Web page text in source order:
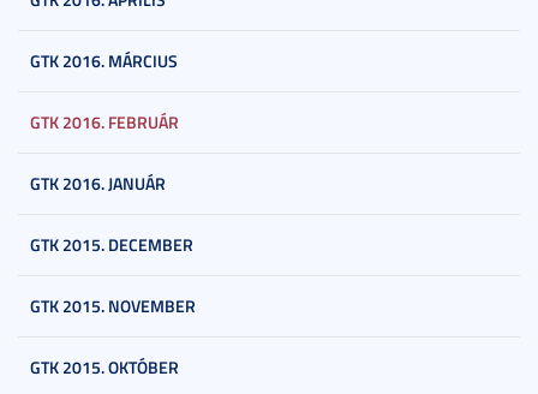
GTK 2016. MÁRCIUS
GTK 2016. FEBRUÁR
GTK 2016. JANUÁR
GTK 2015. DECEMBER
GTK 2015. NOVEMBER
GTK 2015. OKTÓBER